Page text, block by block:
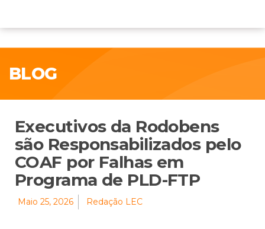
BLOG
Executivos da Rodobens
são Responsabilizados pelo
COAF por Falhas em
Programa de PLD-FTP
Maio 25, 2026 Redação LEC